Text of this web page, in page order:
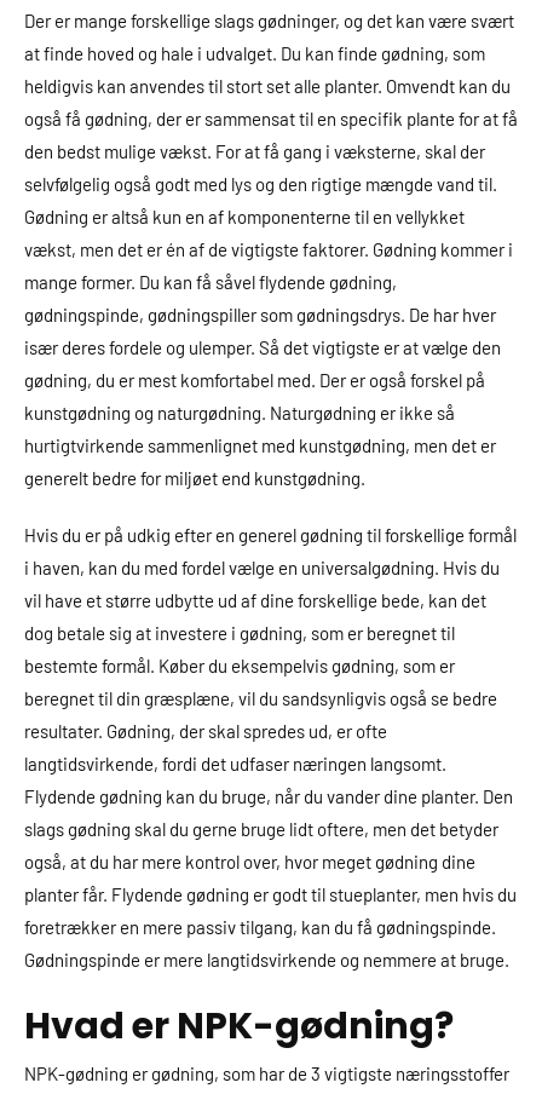
Der er mange forskellige slags gødninger, og det kan være svært
at finde hoved og hale i udvalget. Du kan finde gødning, som
heldigvis kan anvendes til stort set alle planter. Omvendt kan du
også få gødning, der er sammensat til en specifik plante for at få
den bedst mulige vækst. For at få gang i væksterne, skal der
selvfølgelig også godt med lys og den rigtige mængde vand til.
Gødning er altså kun en af komponenterne til en vellykket
vækst, men det er én af de vigtigste faktorer. Gødning kommer i
mange former. Du kan få såvel flydende gødning,
gødningspinde, gødningspiller som gødningsdrys. De har hver
især deres fordele og ulemper. Så det vigtigste er at vælge den
gødning, du er mest komfortabel med. Der er også forskel på
kunstgødning og naturgødning. Naturgødning er ikke så
hurtigtvirkende sammenlignet med kunstgødning, men det er
generelt bedre for miljøet end kunstgødning.
Hvis du er på udkig efter en generel gødning til forskellige formål
i haven, kan du med fordel vælge en universalgødning. Hvis du
vil have et større udbytte ud af dine forskellige bede, kan det
dog betale sig at investere i gødning, som er beregnet til
bestemte formål. Køber du eksempelvis gødning, som er
beregnet til din græsplæne, vil du sandsynligvis også se bedre
resultater. Gødning, der skal spredes ud, er ofte
langtidsvirkende, fordi det udfaser næringen langsomt.
Flydende gødning kan du bruge, når du vander dine planter. Den
slags gødning skal du gerne bruge lidt oftere, men det betyder
også, at du har mere kontrol over, hvor meget gødning dine
planter får. Flydende gødning er godt til stueplanter, men hvis du
foretrækker en mere passiv tilgang, kan du få gødningspinde.
Gødningspinde er mere langtidsvirkende og nemmere at bruge.
Hvad er NPK-gødning?
NPK-gødning er gødning, som har de 3 vigtigste næringsstoffer